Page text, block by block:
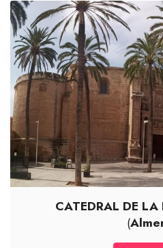
CATEDRAL DE
(